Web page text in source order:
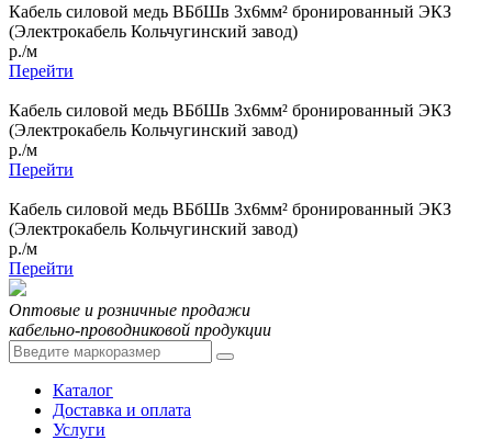
Кабель силовой медь ВБбШв 3x6мм² бронированный ЭКЗ
(Электрокабель Кольчугинский завод)
р./м
Перейти
Кабель силовой медь ВБбШв 3x6мм² бронированный ЭКЗ
(Электрокабель Кольчугинский завод)
р./м
Перейти
Кабель силовой медь ВБбШв 3x6мм² бронированный ЭКЗ
(Электрокабель Кольчугинский завод)
р./м
Перейти
Оптовые и розничные продажи
кабельно-проводниковой продукции
Каталог
Доставка и оплата
Услуги